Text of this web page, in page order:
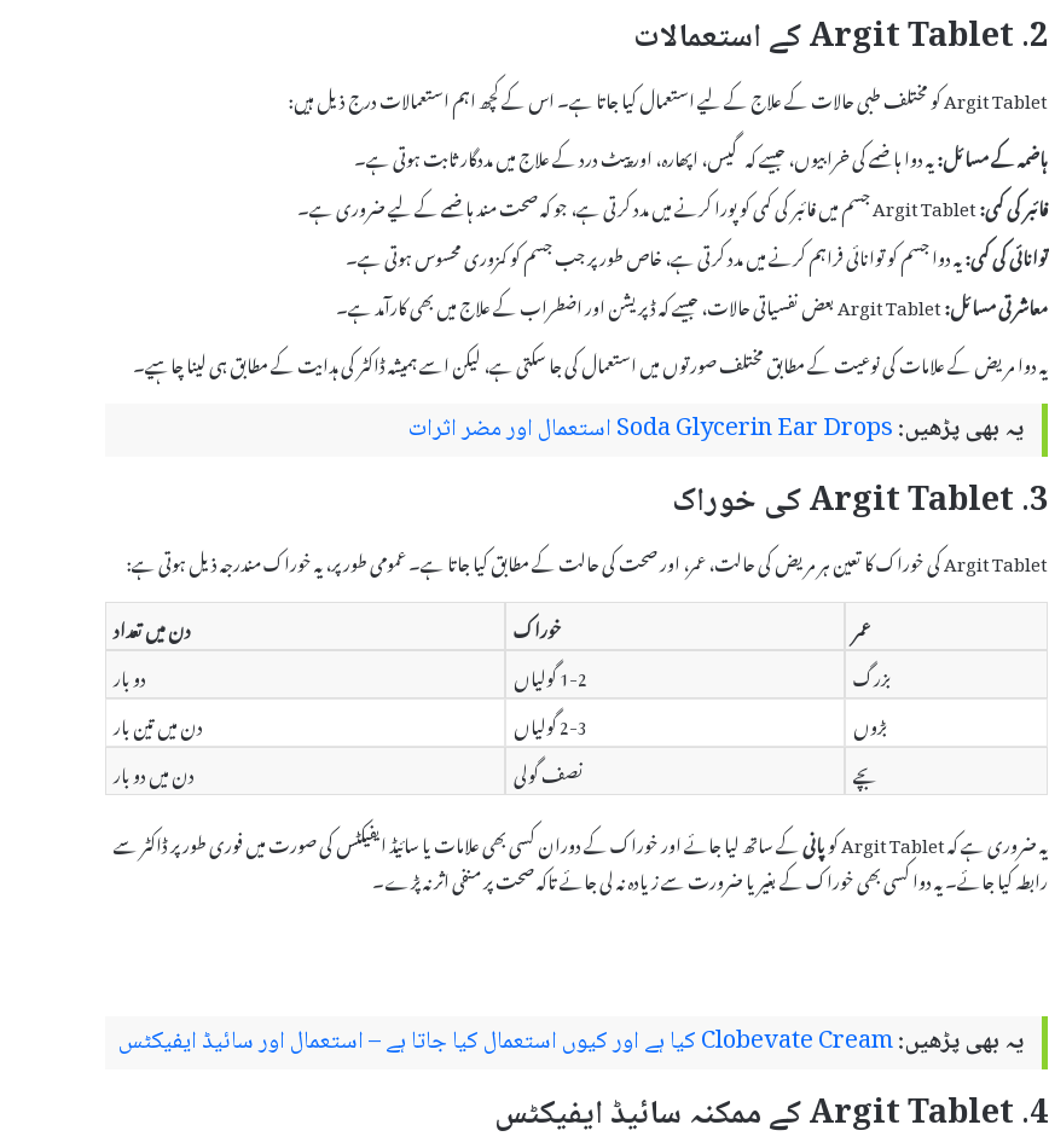
2. Argit Tablet کے استعمالات
Argit Tablet کو مختلف طبی حالات کے علاج کے لیے استعمال کیا جاتا ہے۔ اس کے کچھ اہم استعمالات درج ذیل ہیں:
ہاضمہ کے مسائل:یہ دوا ہاضمے کی خرابیوں، جیسے کہ گیس، اپھارہ، اور پیٹ درد کے علاج میں مددگار ثابت ہوتی ہے۔
فائبر کی کمی:
توانائی کی کمی:یہ دوا جسم کو توانائی فراہم کرنے میں مدد کرتی ہے، خاص طور پر جب جسم کو کمزوری محسوس ہوتی ہے۔
معاشرتی مسائل:
یہ دوا مریض کے علامات کی نوعیت کے مطابق مختلف صورتوں میں استعمال کی جا سکتی ہے، لیکن اسے ہمیشہ ڈاکٹر کی ہدایت کے مطابق ہی لینا چاہیے۔
یہ بھی پڑھیں:Soda Glycerin Ear Drops استعمال اور مضر اثرات
3. Argit Tablet کی خوراک
Argit Tablet کی خوراک کا تعین ہر مریض کی حالت، عمر، اور صحت کی حالت کے مطابق کیا جاتا ہے۔ عمومی طور پر، یہ خوراک مندرجہ ذیل ہوتی ہے:
عمر
خوراک
دن میں تعداد
بزرگ
1-2 گولیاں
دو بار
بڑوں
2-3 گولیاں
دن میں تین بار
بچے
نصف گولی
دن میں دو بار
یہ ضروری ہے کہ Argit Tablet کو
پانیکے ساتھ لیا جائے اور خوراک کے دوران کسی بھی علامات یا سائیڈ ایفیکٹس کی صورت میں فوری طور پر ڈاکٹر سے
رابطہ کیا جائے۔ یہ دوا کسی بھی خوراک کے بغیر یا ضرورت سے زیادہ نہ لی جائے تاکہ صحت پر منفی اثر نہ پڑے۔
یہ بھی پڑھیں:Clobevate Cream کیا ہے اور کیوں استعمال کیا جاتا ہے – استعمال اور سائیڈ ایفیکٹس
4. Argit Tablet کے ممکنہ سائیڈ ایفیکٹس